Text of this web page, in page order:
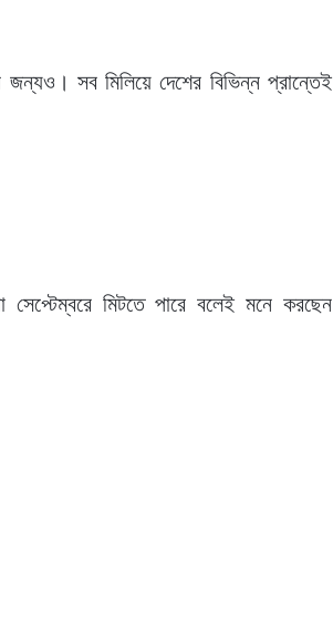
জন্যও। সব মিলিয়ে দেশের বিভিন্ন প্রান্তেই
সেপ্টেম্বরে মিটতে পারে বলেই মনে করছেন